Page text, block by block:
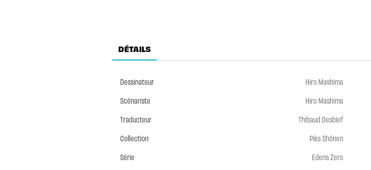
DÉTAILS
Dessinateur
Hiro Mashima
Scénariste
Hiro Mashima
Traducteur
Thibaud Desbief
Collection
Pika Shônen
Série
Edens Zero